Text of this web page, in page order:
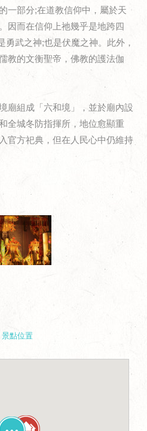
一部分;在道教信仰中，屬於天
因而在信仰上祂幾乎是地跨四
勇武之神;也是伏魔之神。此外，
教的文衡聖帝，佛教的護法伽
廟組成「六和境」，並於廟內設
全城冬防指揮所，地位愈顯重
官方祀典，但在人民心中仍維持
景點位置